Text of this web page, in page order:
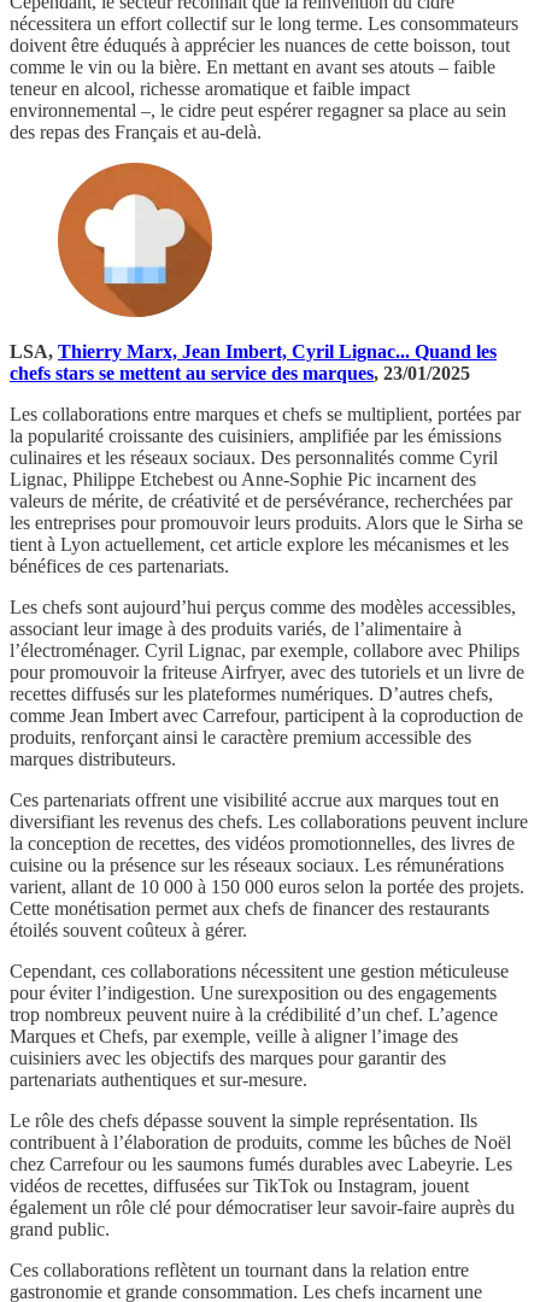
nécessitera un effort collectif sur le long terme. Les consommateurs
doivent être éduqués à apprécier les nuances de cette boisson, tout
comme le vin ou la bière. En mettant en avant ses atouts – faible
teneur en alcool, richesse aromatique et faible impact
environnemental –, le cidre peut espérer regagner sa place au sein
des repas des Français et au-delà.
LSA, Thierry Marx, Jean Imbert, Cyril Lignac... Quand les
chefs stars se mettent au service des marques, 23/01/2025
Les collaborations entre marques et chefs se multiplient, portées par
la popularité croissante des cuisiniers, amplifiée par les émissions
culinaires et les réseaux sociaux. Des personnalités comme Cyril
Lignac, Philippe Etchebest ou Anne-Sophie Pic incarnent des
valeurs de mérite, de créativité et de persévérance, recherchées par
les entreprises pour promouvoir leurs produits. Alors que le Sirha se
tient à Lyon actuellement, cet article explore les mécanismes et les
bénéfices de ces partenariats.
Les chefs sont aujourd’hui perçus comme des modèles accessibles,
associant leur image à des produits variés, de l’alimentaire à
l’électroménager. Cyril Lignac, par exemple, collabore avec Philips
pour promouvoir la friteuse Airfryer, avec des tutoriels et un livre de
recettes diffusés sur les plateformes numériques. D’autres chefs,
comme Jean Imbert avec Carrefour, participent à la coproduction de
produits, renforçant ainsi le caractère premium accessible des
marques distributeurs.
Ces partenariats offrent une visibilité accrue aux marques tout en
diversifiant les revenus des chefs. Les collaborations peuvent inclure
la conception de recettes, des vidéos promotionnelles, des livres de
cuisine ou la présence sur les réseaux sociaux. Les rémunérations
varient, allant de 10 000 à 150 000 euros selon la portée des projets.
Cette monétisation permet aux chefs de financer des restaurants
étoilés souvent coûteux à gérer.
Cependant, ces collaborations nécessitent une gestion méticuleuse
pour éviter l’indigestion. Une surexposition ou des engagements
trop nombreux peuvent nuire à la crédibilité d’un chef. L’agence
Marques et Chefs, par exemple, veille à aligner l’image des
cuisiniers avec les objectifs des marques pour garantir des
partenariats authentiques et sur-mesure.
Le rôle des chefs dépasse souvent la simple représentation. Ils
contribuent à l’élaboration de produits, comme les bûches de Noël
chez Carrefour ou les saumons fumés durables avec Labeyrie. Les
vidéos de recettes, diffusées sur TikTok ou Instagram, jouent
également un rôle clé pour démocratiser leur savoir-faire auprès du
grand public.
Ces collaborations reflètent un tournant dans la relation entre
gastronomie et grande consommation. Les chefs incarnent une